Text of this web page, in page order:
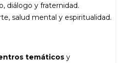
diálogo y fraternidad.
salud mental y espiritualidad.
temáticos y